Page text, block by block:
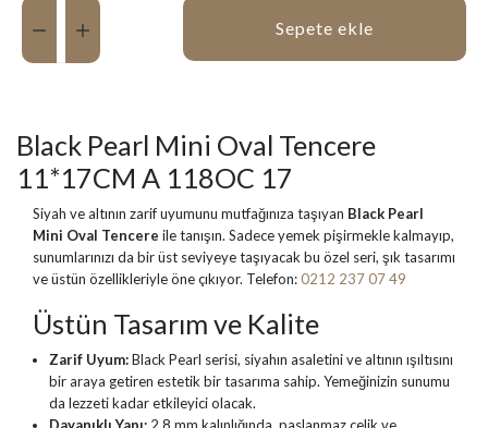
Miktar:
Sepete ekle
Black Pearl Mini Oval Tencere
11*17CM A 118OC 17
Siyah ve altının zarif uyumunu mutfağınıza taşıyan Black Pearl
Mini Oval Tencere ile tanışın. Sadece yemek pişirmekle kalmayıp,
sunumlarınızı da bir üst seviyeye taşıyacak bu özel seri, şık tasarımı
ve üstün özellikleriyle öne çıkıyor. Telefon:0212 237 07 49
Üstün Tasarım ve Kalite
Zarif Uyum:Black Pearl serisi, siyahın asaletini ve altının ışıltısını
bir araya getiren estetik bir tasarıma sahip. Yemeğinizin sunumu
da lezzeti kadar etkileyici olacak.